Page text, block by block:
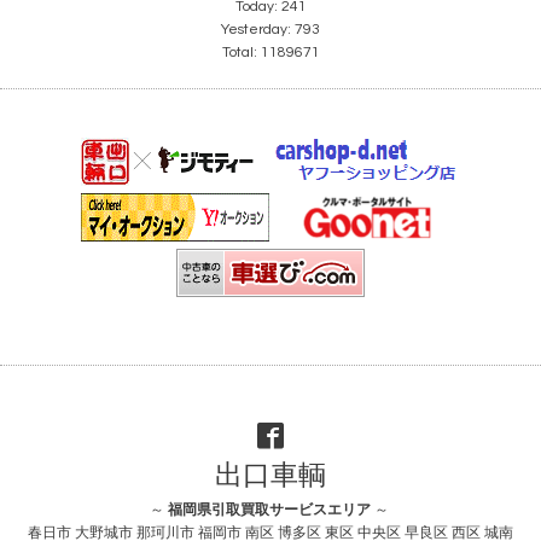
Today: 241
Yesterday: 793
Total: 1189671
出口車輌
～ 福岡県引取買取サービスエリア～
春日市 大野城市 那珂川市 福岡市 南区 博多区 東区 中央区 早良区 西区 城南